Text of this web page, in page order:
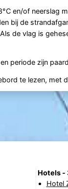
en/of
bij de
de vlag is
periode zijn
te lezen, met
Hotels -
Hotel